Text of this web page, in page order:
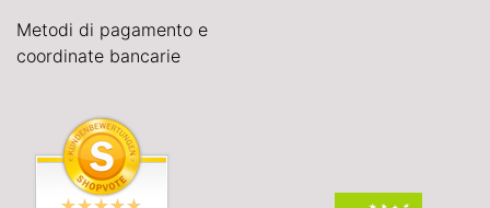
Metodi di pagamento e
coordinate bancarie